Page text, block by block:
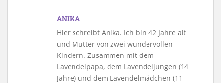
ANIKA
Hier schreibt Anika. Ich bin 42 Jahre alt
und Mutter von zwei wundervollen
Kindern. Zusammen mit dem
Lavendelpapa, dem Lavendeljungen (14
Jahre) und dem Lavendelmädchen (11